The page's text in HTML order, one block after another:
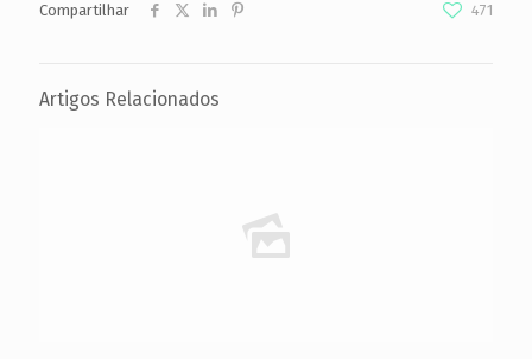
Compartilhar 471
Artigos Relacionados